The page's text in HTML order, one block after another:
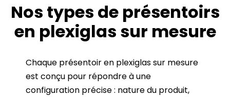
Nos types de présentoirs
en plexiglas sur mesure
Chaque présentoir en plexiglas sur mesure
est conçu pour répondre à une
configuration précise : nature du produit,